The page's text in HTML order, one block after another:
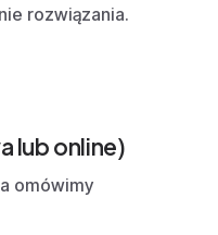
rozwiązania.
lub online)
omówimy